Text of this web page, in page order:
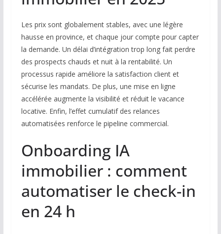
Les prix sont globalement stables, avec une légère
hausse en province, et chaque jour compte pour capter
la demande. Un délai d’intégration trop long fait perdre
des prospects chauds et nuit à la rentabilité. Un
processus rapide améliore la satisfaction client et
sécurise les mandats. De plus, une mise en ligne
accélérée augmente la visibilité et réduit le vacance
locative. Enfin, l’effet cumulatif des relances
automatisées renforce le pipeline commercial.
Onboarding IA
immobilier : comment
automatiser le check-in
en 24 h